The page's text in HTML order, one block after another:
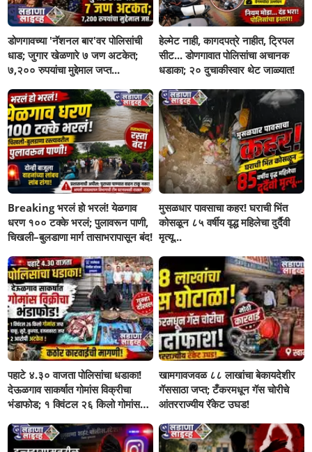
डोणगावच्या 'नॅशनल बार'वर पोलिसांची
धाड; जुगार खेळणारे ७ जण अटकेत;
७,२०० रुपयांचा मुद्देमाल जप्त...
हेल्मेट नाही, कागदपत्रे नाहीत, ट्रिपल
सीट... डोणगावात पोलिसांचा अचानक
धडाका; २० दुचाकीस्वार थेट जाळ्यात!
Breaking भरलं हो भरलं! येळगाव
धरण १०० टक्के भरलं; पुलावरून पाणी,
चिखली–बुलडाणा मार्ग तासाभरापासून बंद!
मुसळधार पावसाचा कहर! घराची भिंत
कोसळून ८५ वर्षीय वृद्ध महिलेचा दुर्दैवी
मृत्यू...
पहाटे ४.३० वाजता पोलिसांचा धडाका!
देऊळगाव साकर्षात गोमांस विक्रीचा
भंडाफोड; १ क्विंटल २६ किलो गोमांस
खामगावजवळ ८८ लाखांचा बेकायदेशीर
गॅससाठा जप्त; टँकरमधून गॅस चोरीचे
आंतरराज्यीय रॅकेट उघड!